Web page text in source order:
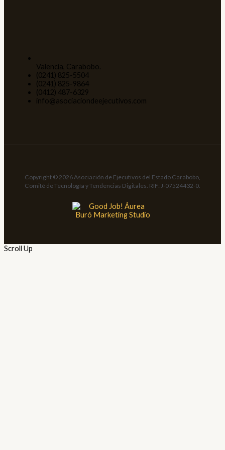
Valencia, Carabobo.
(0241) 825-5504
(0241) 825-9864
(0412) 487-6329
info@asociaciondeejecutivos.com
Copyright © 2026 Asociación de Ejecutivos del Estado Carabobo,
Comité de Tecnología y Tendencias Digitales. RIF: J-07524432-0.
Scroll Up